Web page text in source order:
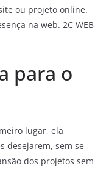
ou projeto online.
na web. 2C WEB
para o
lugar, ela
desejarem, sem se
dos projetos sem